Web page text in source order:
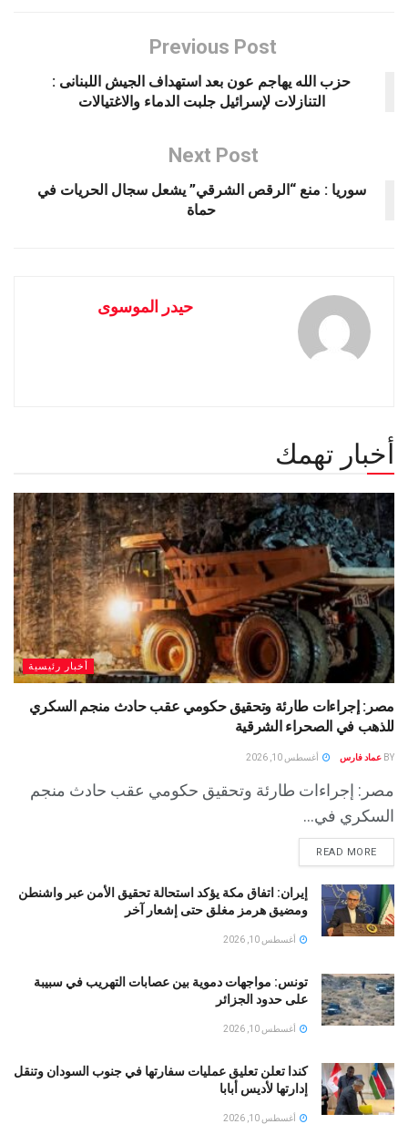
Previous Post
حزب الله يهاجم عون بعد استهداف الجيش اللبنانى :
التنازلات لإسرائيل جلبت الدماء والاغتيالات
Next Post
سوريا : منع “الرقص الشرقي” يشعل سجال الحريات في
حماة
حيدر الموسوى
أخبار تهمك
أخبار رئيسية
مصر: إجراءات طارئة وتحقيق حكومي عقب حادث منجم السكري
للذهب في الصحراء الشرقية
BY عماد فارس أغسطس 10, 2026
مصر: إجراءات طارئة وتحقيق حكومي عقب حادث منجم
السكري في...
READ MORE
إيران: اتفاق مكة يؤكد استحالة تحقيق الأمن عبر واشنطن
ومضيق هرمز مغلق حتى إشعار آخر
أغسطس 10, 2026
تونس: مواجهات دموية بين عصابات التهريب في سبيبة
على حدود الجزائر
أغسطس 10, 2026
كندا تعلن تعليق عمليات سفارتها في جنوب السودان وتنقل
إدارتها لأديس أبابا
أغسطس 10, 2026